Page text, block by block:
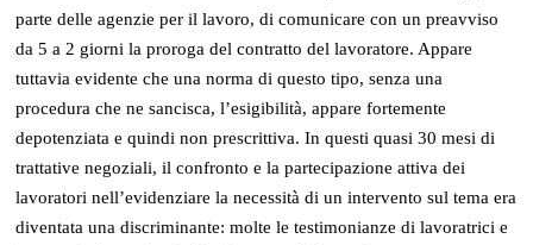
parte delle agenzie per il lavoro, di comunicare con un preavviso
da 5 a 2 giorni la proroga del contratto del lavoratore. Appare
tuttavia evidente che una norma di questo tipo, senza una
procedura che ne sancisca, l’esigibilità, appare fortemente
depotenziata e quindi non prescrittiva. In questi quasi 30 mesi di
trattative negoziali, il confronto e la partecipazione attiva dei
lavoratori nell’evidenziare la necessità di un intervento sul tema era
diventata una discriminante: molte le testimonianze di lavoratrici e